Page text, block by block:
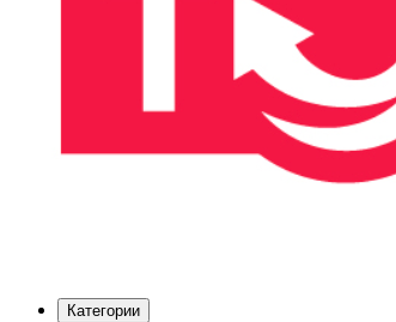
Категории